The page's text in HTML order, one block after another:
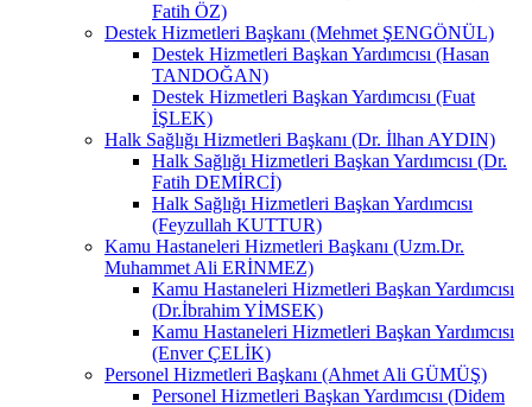
Fatih ÖZ)
Destek Hizmetleri Başkanı (Mehmet ŞENGÖNÜL)
Destek Hizmetleri Başkan Yardımcısı (Hasan
TANDOĞAN)
Destek Hizmetleri Başkan Yardımcısı (Fuat
İŞLEK)
Halk Sağlığı Hizmetleri Başkanı (Dr. İlhan AYDIN)
Halk Sağlığı Hizmetleri Başkan Yardımcısı (Dr.
Fatih DEMİRCİ)
Halk Sağlığı Hizmetleri Başkan Yardımcısı
(Feyzullah KUTTUR)
Kamu Hastaneleri Hizmetleri Başkanı (Uzm.Dr.
Muhammet Ali ERİNMEZ)
Kamu Hastaneleri Hizmetleri Başkan Yardımcısı
(Dr.İbrahim YİMSEK)
Kamu Hastaneleri Hizmetleri Başkan Yardımcısı
(Enver ÇELİK)
Personel Hizmetleri Başkanı (Ahmet Ali GÜMÜŞ)
Personel Hizmetleri Başkan Yardımcısı (Didem